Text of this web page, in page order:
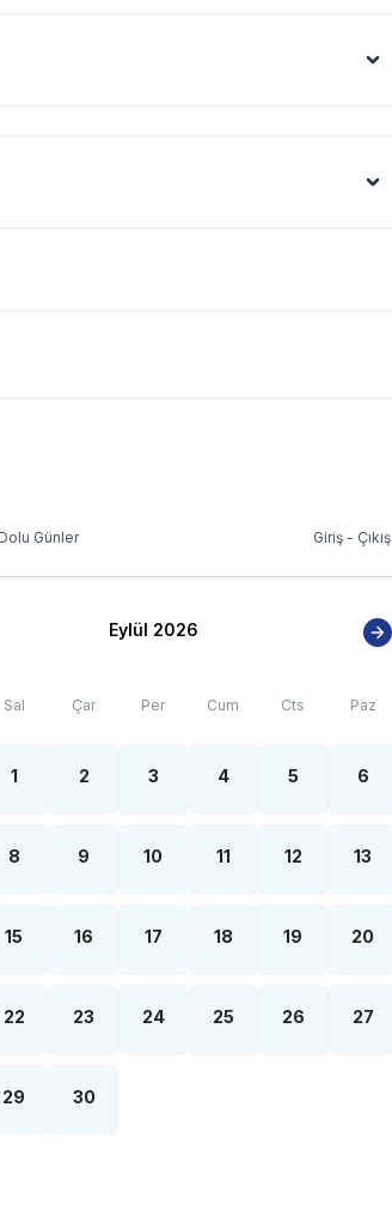
üzerine kurulmuştur. Bu villalarımıza
stabilize(toprak) olabilmektedir.
genelinde nadiren de olsa internet,
Dolu Günler Giriş - Çıkış
Eylül 2026
Sal Çar Per Cum Cts Paz
1 2 3 4 5 6
8 9 10 11 12 13
15 16 17 18 19 20
22 23 24 25 26 27
29 30